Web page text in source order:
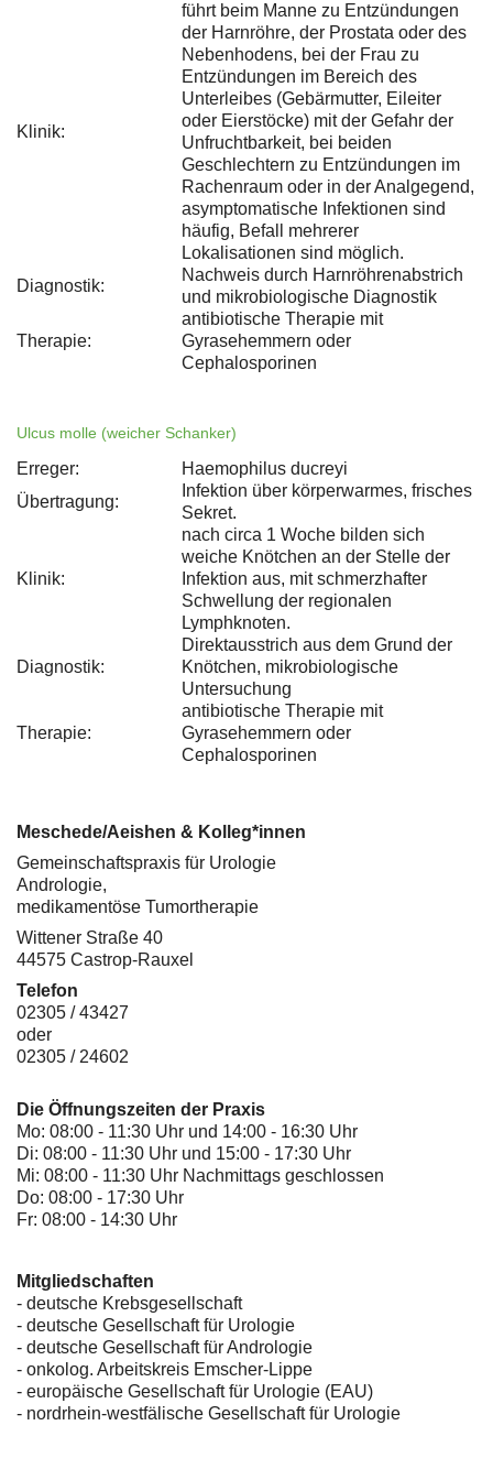
Klinik:
führt beim Manne zu Entzündungen
der Harnröhre, der Prostata oder des
Nebenhodens, bei der Frau zu
Entzündungen im Bereich des
Unterleibes (Gebärmutter, Eileiter
oder Eierstöcke) mit der Gefahr der
Unfruchtbarkeit, bei beiden
Geschlechtern zu Entzündungen im
Rachenraum oder in der Analgegend,
asymptomatische Infektionen sind
häufig, Befall mehrerer
Lokalisationen sind möglich.
Diagnostik:
Nachweis durch Harnröhrenabstrich
und mikrobiologische Diagnostik
Therapie:
antibiotische Therapie mit
Gyrasehemmern oder
Cephalosporinen
Ulcus molle (weicher Schanker)
Erreger:
Haemophilus ducreyi
Übertragung:
Infektion über körperwarmes, frisches
Sekret.
Klinik:
nach circa 1 Woche bilden sich
weiche Knötchen an der Stelle der
Infektion aus, mit schmerzhafter
Schwellung der regionalen
Lymphknoten.
Diagnostik:
Direktausstrich aus dem Grund der
Knötchen, mikrobiologische
Untersuchung
Therapie:
antibiotische Therapie mit
Gyrasehemmern oder
Cephalosporinen
Meschede/Aeishen & Kolleg*innen
Gemeinschaftspraxis für Urologie
Andrologie,
medikamentöse Tumortherapie
Wittener Straße 40
44575 Castrop-Rauxel
Telefon
02305 / 43427
oder
02305 / 24602
Die Öffnungszeiten der Praxis
Mo: 08:00 - 11:30 Uhr und 14:00 - 16:30 Uhr
Di: 08:00 - 11:30 Uhr und 15:00 - 17:30 Uhr
Mi: 08:00 - 11:30 Uhr Nachmittags geschlossen
Do: 08:00 - 17:30 Uhr
Fr: 08:00 - 14:30 Uhr
Mitgliedschaften
- deutsche Krebsgesellschaft
- deutsche Gesellschaft für Urologie
- deutsche Gesellschaft für Andrologie
- onkolog. Arbeitskreis Emscher-Lippe
- europäische Gesellschaft für Urologie (EAU)
- nordrhein-westfälische Gesellschaft für Urologie